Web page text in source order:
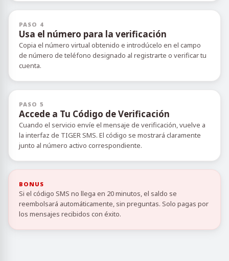
PASO 4
Usa el número para la verificación
Copia el número virtual obtenido e introdúcelo en el campo
de número de teléfono designado al registrarte o verificar tu
cuenta.
PASO 5
Accede a Tu Código de Verificación
Cuando el servicio envíe el mensaje de verificación, vuelve a
la interfaz de TIGER SMS. El código se mostrará claramente
junto al número activo correspondiente.
BONUS
Si el código SMS no llega en 20 minutos, el saldo se
reembolsará automáticamente, sin preguntas. Solo pagas por
los mensajes recibidos con éxito.